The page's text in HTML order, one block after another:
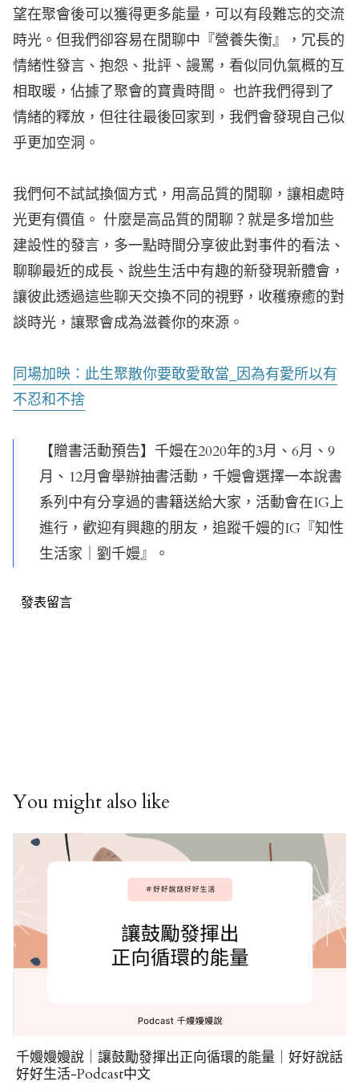
望在聚會後可以獲得更多能量，可以有段難忘的交流
時光。但我們卻容易在閒聊中『營養失衡』，冗長的
情緒性發言、抱怨、批評、謾罵，看似同仇氣概的互
相取暖，佔據了聚會的寶貴時間。 也許我們得到了
情緒的釋放，但往往最後回家到，我們會發現自己似
乎更加空洞。
我們何不試試換個方式，用高品質的閒聊，讓相處時
光更有價值。 什麼是高品質的閒聊？就是多增加些
建設性的發言，多一點時間分享彼此對事件的看法、
聊聊最近的成長、說些生活中有趣的新發現新體會，
讓彼此透過這些聊天交換不同的視野，收穫療癒的對
談時光，讓聚會成為滋養你的來源。
同場加映：此生聚散你要敢愛敢當_因為有愛所以有
不忍和不捨
【贈書活動預告】千嫚在2020年的3月、6月、9
月、12月會舉辦抽書活動，千嫚會選擇一本說書
系列中有分享過的書籍送給大家，活動會在IG上
進行，歡迎有興趣的朋友，追蹤千嫚的IG『知性
生活家｜劉千嫚』。
發表留言
You might also like
千嫚嫚嫚說｜讓鼓勵發揮出正向循環的能量｜好好說話
好好生活-Podcast中文